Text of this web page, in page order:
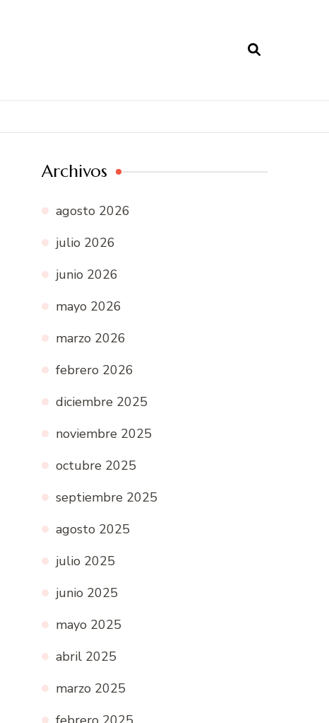
Archivos
agosto 2026
julio 2026
junio 2026
mayo 2026
marzo 2026
febrero 2026
diciembre 2025
noviembre 2025
octubre 2025
septiembre 2025
agosto 2025
julio 2025
junio 2025
mayo 2025
abril 2025
marzo 2025